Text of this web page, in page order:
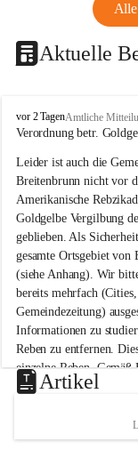
Alle
Aktuelle
B
r
i
t
e
n
b
r
u
n
n
a
m
N
e
u
s
d
vor 2 TagenAmtliche
Verordnung betr.
Leider ist auch die
Breitenbrunn nicht vor
Amerikanische
Goldgelbe Vergilbung
geblieben. Als
gesamte Ortsgebiet von
(siehe Anhang). Wir
bereits mehrfach (Cities,
Gemeindezeitung)
Informationen zu
Reben zu entfernen.
einzelne Reben.
Weinbaugesetz sind
unzulässige
helfen wir zusammen
vor den
Artikel